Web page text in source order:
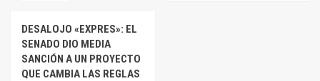
DESALOJO «EXPRES»: EL
SENADO DIO MEDIA
SANCIÓN A UN PROYECTO
QUE CAMBIA LAS REGLAS